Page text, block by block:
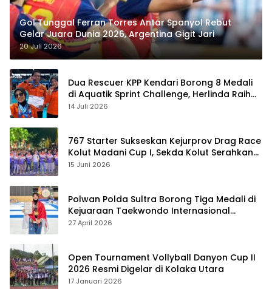
Gol Tunggal Ferran Torres Antar Spanyol Rebut
Gelar Juara Dunia 2026, Argentina Gigit Jari
20 Juli 2026
Dua Rescuer KPP Kendari Borong 8 Medali
di Aquatik Sprint Challenge, Herlinda Raih
Best Swimmer
14 Juli 2026
767 Starter Sukseskan Kejurprov Drag Race
Kolut Madani Cup I, Sekda Kolut Serahkan
Trofi
15 Juni 2026
Polwan Polda Sultra Borong Tiga Medali di
Kejuaraan Taekwondo Internasional
Jepang
27 April 2026
Open Tournament Vollyball Danyon Cup II
2026 Resmi Digelar di Kolaka Utara
17 Januari 2026